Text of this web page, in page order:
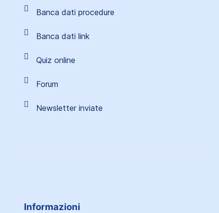
Banca dati procedure
Banca dati link
Quiz online
Forum
Newsletter inviate
Informazioni